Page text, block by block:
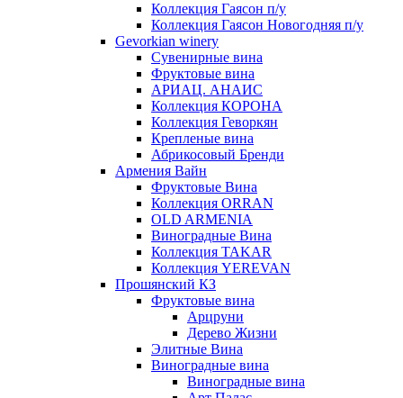
Коллекция Гаясон п/у
Коллекция Гаясон Новогодняя п/у
Gevorkian winery
Сувенирные вина
Фруктовые вина
АРИАЦ. АНАИС
Коллекция КОРОНА
Коллекция Геворкян
Крепленые вина
Абрикосовый Бренди
Армения Вайн
Фруктовые Вина
Коллекция ORRAN
OLD ARMENIA
Виноградные Вина
Коллекция TAKAR
Коллекция YEREVAN
Прошянский КЗ
Фруктовые вина
Арцруни
Дерево Жизни
Элитные Вина
Виноградные вина
Виноградные вина